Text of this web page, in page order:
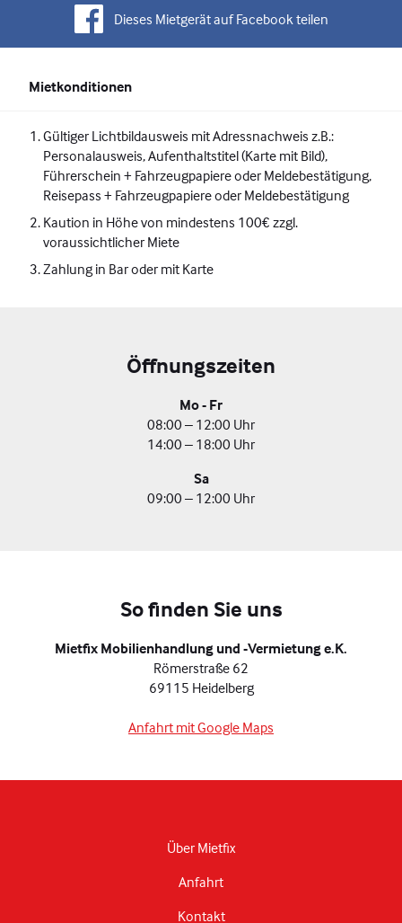
Dieses Mietgerät auf Facebook teilen
Mietkonditionen
Gültiger Lichtbildausweis mit Adressnachweis z.B.:
Personalausweis, Aufenthaltstitel (Karte mit Bild),
Führerschein + Fahrzeugpapiere oder Meldebestätigung,
Reisepass + Fahrzeugpapiere oder Meldebestätigung
Kaution in Höhe von mindestens 100€ zzgl.
voraussichtlicher Miete
Zahlung in Bar oder mit Karte
Öffnungszeiten
Mo - Fr
08:00 – 12:00 Uhr
14:00 – 18:00 Uhr
Sa
09:00 – 12:00 Uhr
So finden Sie uns
Mietfix Mobilienhandlung und -Vermietung e.K.
Römerstraße 62
69115 Heidelberg
Anfahrt mit Google Maps
Über Mietfix
Anfahrt
Kontakt